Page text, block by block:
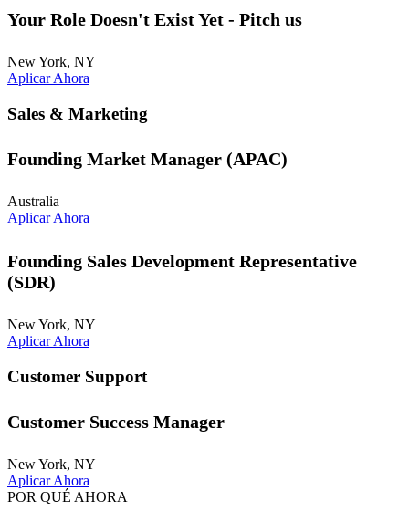
Your Role Doesn't Exist Yet - Pitch us
New York, NY
Aplicar Ahora
Sales & Marketing
Founding Market Manager (APAC)
Australia
Aplicar Ahora
Founding Sales Development Representative
(SDR)
New York, NY
Aplicar Ahora
Customer Support
Customer Success Manager
New York, NY
Aplicar Ahora
POR QUÉ AHORA